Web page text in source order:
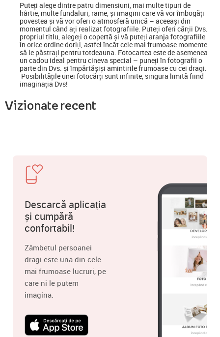
Puteți alege dintre patru dimensiuni, mai multe tipuri de
hârtie, multe fundaluri, rame, și imagini care vă vor îmbogăți
povestea și vă vor oferi o atmosferă unică – aceeași din
momentul când ați realizat fotografiile. Puteți oferi cărții Dvs.
propriul titlu, alegeți o copertă și vă puteți aranja fotografiile
în orice ordine doriți, astfel încât cele mai frumoase momente
să le păstrați pentru totdeauna. Fotocartea este de asemenea
un cadou ideal pentru cineva special – puneți în fotografii o
parte din Dvs. și împărtășiși amintirile frumoase cu cei dragi.
Posibilitățile unei fotocărți sunt infinite, singura limită fiind
imaginația Dvs!
Vizionate recent
Descarcă aplicația
și cumpără
confortabil!
Zâmbetul persoanei
dragi este una din cele
mai frumoase lucruri, pe
care ni le putem
imagina.